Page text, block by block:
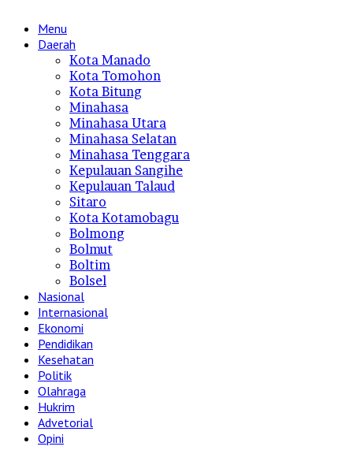
Menu
Daerah
Kota Manado
Kota Tomohon
Kota Bitung
Minahasa
Minahasa Utara
Minahasa Selatan
Minahasa Tenggara
Kepulauan Sangihe
Kepulauan Talaud
Sitaro
Kota Kotamobagu
Bolmong
Bolmut
Boltim
Bolsel
Nasional
Internasional
Ekonomi
Pendidikan
Kesehatan
Politik
Olahraga
Hukrim
Advetorial
Opini